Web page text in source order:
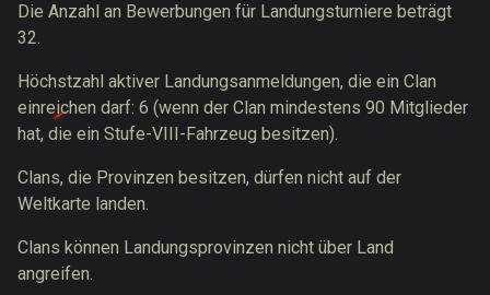
Die Anzahl an Bewerbungen für Landungsturniere beträgt
32.
Höchstzahl aktiver Landungsanmeldungen, die ein Clan
einreichen darf: 6 (wenn der Clan mindestens 90 Mitglieder
hat, die ein Stufe-VIII-Fahrzeug besitzen).
Clans, die Provinzen besitzen, dürfen nicht auf der
Weltkarte landen.
Clans können Landungsprovinzen nicht über Land
angreifen.